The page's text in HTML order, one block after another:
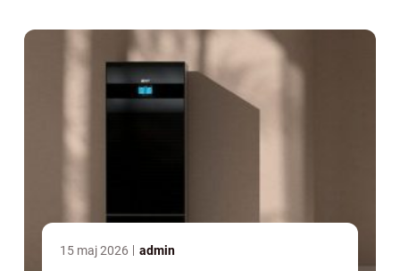
15 maj 2026 admin